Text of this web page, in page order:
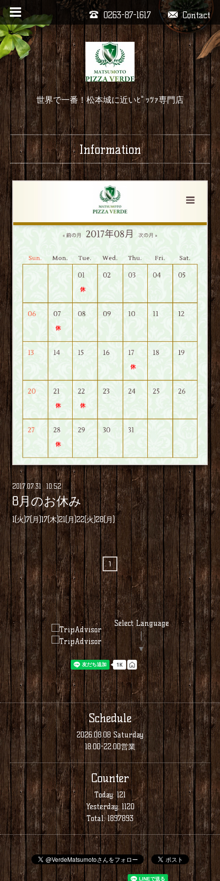
Contact
0263-87-1617
世界で一番！松本城に近いﾋﾟｯﾂｧ専門店
Information
2017.07.31 10:52
8月のお休み
1(火)7(月)17(木)21(月)22(火)28(月)
1
Select Language
▼
Schedule
2026.08.08 Saturday
18:00-22:00営業
Counter
Today:121
Yesterday:1120
Total:1897893